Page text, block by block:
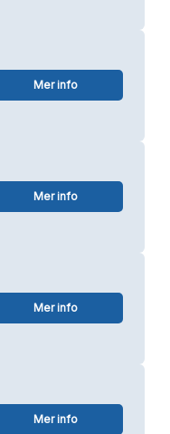
Mer info
Mer info
Mer info
Mer info